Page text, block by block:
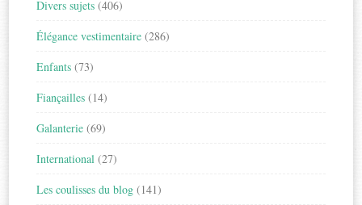
Divers sujets (406)
Élégance vestimentaire (286)
Enfants (73)
Fiançailles (14)
Galanterie (69)
International (27)
Les coulisses du blog (141)